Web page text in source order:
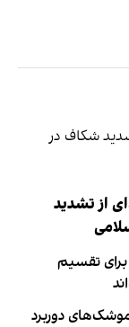
از تشدید
برای تقسیم
موشک‌های دوربرد